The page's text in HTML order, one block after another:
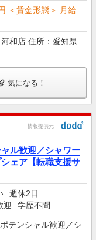
＜賃金形態＞ 月給
和店 住所：愛知県
気になる！
情報提供元
ル歓迎／シャワー
ェア【転職支援サ
週休2日
迎 学歴不問
テンシャル歓迎／シ